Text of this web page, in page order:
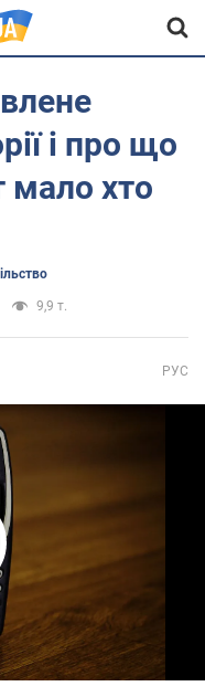
і про що
мало хто
9,9 т.
РУС